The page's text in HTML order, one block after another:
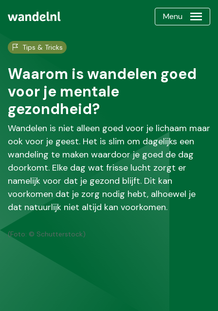
Menu
Tips & Tricks
Waarom is wandelen goed
voor je mentale
gezondheid?
Wandelen is niet alleen goed voor je lichaam maar
ook voor je geest. Het is slim om dagelijks een
wandeling te maken waardoor je goed de dag
doorkomt. Elke dag wat frisse lucht zorgt er
namelijk voor dat je gezond blijft. Dit kan
voorkomen dat je zorg nodig hebt, alhoewel je
dat natuurlijk niet altijd kan voorkomen.
(Foto: © Schutterstock)